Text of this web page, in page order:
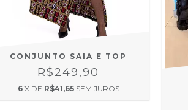
CONJUNTO SAIA E TOP
R$249,90
6 X DE R$41,65 SEM JUROS